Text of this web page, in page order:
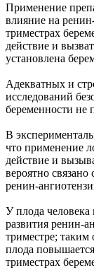
Применение
влияние на
триместрах
действие и
установлена
Адекватных и
исследований
беременности не
В
что применение
действие и
вероятно
ренин-
У плода человека
развития ренин-
триместре; таким
плода
триместрах